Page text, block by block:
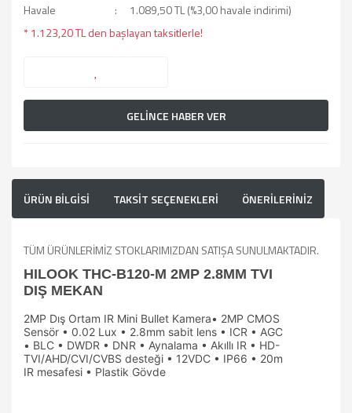
Havale
1.089,50 TL (%3,00 havale indirimi)
* 1.123,20 TL den başlayan taksitlerle!
GELİNCE HABER VER
ÜRÜN BİLGİSİ TAKSİT SEÇENEKLERİ ÖNERİLERİNİZ
TÜM ÜRÜNLERİMİZ STOKLARIMIZDAN SATIŞA SUNULMAKTADIR.
HILOOK THC-B120-M 2MP 2.8MM TVI
DIŞ MEKAN
2MP Dış Ortam IR Mini Bullet Kamera• 2MP CMOS
Sensör • 0.02 Lux • 2.8mm sabit lens • ICR • AGC
• BLC • DWDR • DNR • Aynalama • Akıllı IR • HD-
TVI/AHD/CVI/CVBS desteği • 12VDC • IP66 • 20m
IR mesafesi • Plastik Gövde